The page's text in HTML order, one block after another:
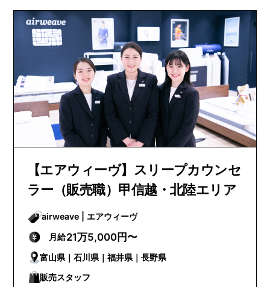
【エアウィーヴ】スリープカウンセ
ラー（販売職）甲信越・北陸エリア
airweave | エアウィーヴ
月給21万5,000円〜
富山県｜石川県｜福井県｜長野県
販売スタッフ